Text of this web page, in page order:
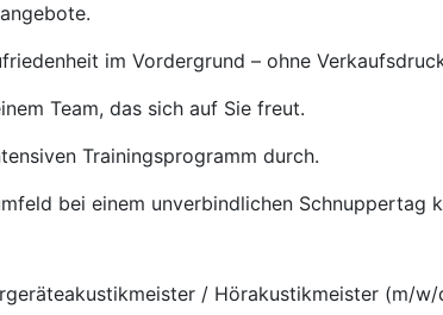
im Vordergrund – ohne
Team, das sich auf Sie freut.
Trainingsprogramm durch.
bei einem unverbindlichen Schnuppertag
/ Hörakustikmeister (m/